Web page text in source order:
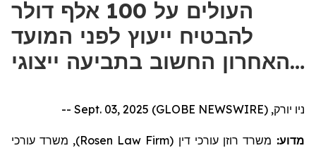
העולים על 100 אלף דולר
להבטיח ייעוץ לפני המועד
האחרון החשוב בתביעה ייצוגי…
ניו יורק, Sept. 03, 2025 (GLOBE NEWSWIRE) --
מדוע: משרד רוזן עורכי דין (Rosen Law Firm), משרד עורכי